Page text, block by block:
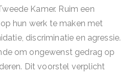
Kamer. Ruim een
hun werk te maken met
discriminatie en agressie.
om ongewenst gedrag op
Dit voorstel verplicht